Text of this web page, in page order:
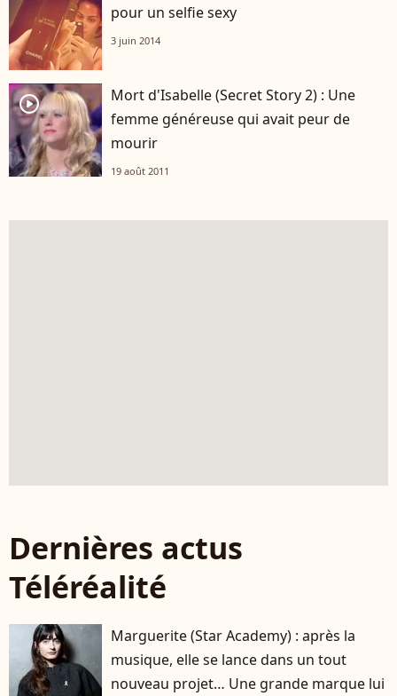
pour un selfie sexy
3 juin 2014
player2
Mort d'Isabelle (Secret Story 2) : Une
femme généreuse qui avait peur de
mourir
19 août 2011
Dernières actus
Téléréalité
Marguerite (Star Academy) : après la
musique, elle se lance dans un tout
nouveau projet… Une grande marque lui